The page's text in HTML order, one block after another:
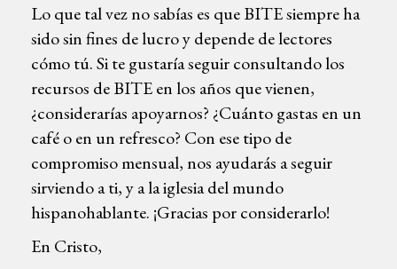
Lo que tal vez no sabías es que BITE siempre ha
sido sin fines de lucro y depende de lectores
cómo tú. Si te gustaría seguir consultando los
recursos de BITE en los años que vienen,
¿considerarías apoyarnos? ¿Cuánto gastas en un
café o en un refresco? Con ese tipo de
compromiso mensual, nos ayudarás a seguir
sirviendo a ti, y a la iglesia del mundo
hispanohablante. ¡Gracias por considerarlo!
En Cristo,